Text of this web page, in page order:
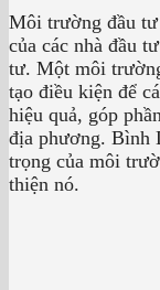
Môi trường đầu
của các nhà đầu
tư. Một môi
tạo điều kiện để
hiệu quả, góp
địa phương. Bình
trọng của môi
thiện nó.